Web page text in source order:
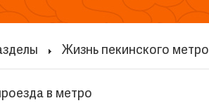
Жизнь пекинского метро
в метро